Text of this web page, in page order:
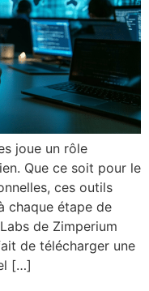
joue un rôle
Que ce soit pour le
ces outils
chaque étape de
de Zimperium
de télécharger une
[…]